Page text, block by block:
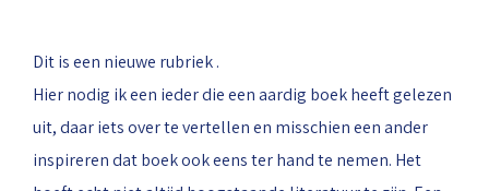
Dit is een nieuwe rubriek .
Hier nodig ik een ieder die een aardig boek heeft gelezen
uit, daar iets over te vertellen en misschien een ander
inspireren dat boek ook eens ter hand te nemen. Het